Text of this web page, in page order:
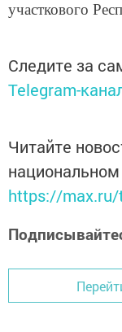
участкового
Следите за
Telegram-
Читайте
https://